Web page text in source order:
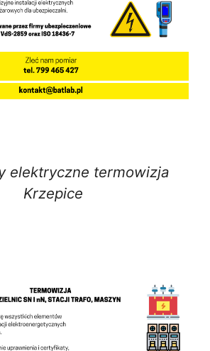
elektryczne termowizja
Krzepice